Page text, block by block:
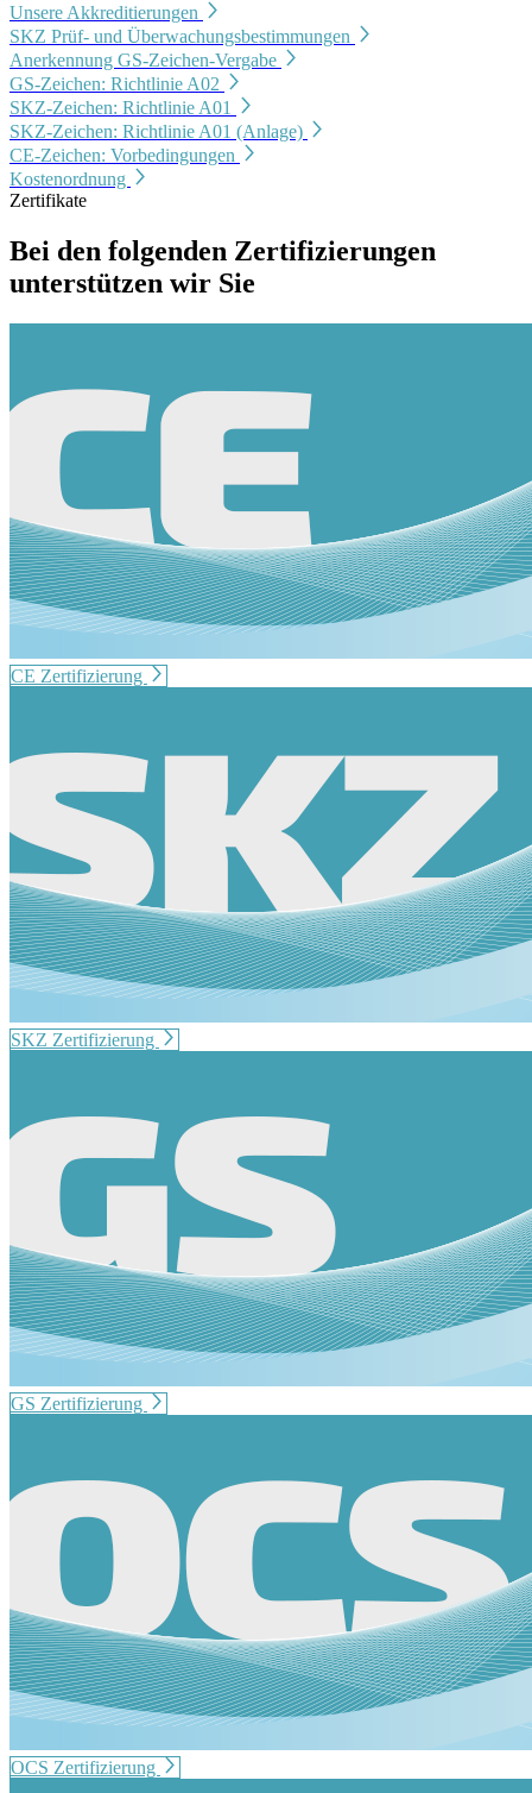
Unsere Akkreditierungen
SKZ Prüf- und Überwachungsbestimmungen
Anerkennung GS-Zeichen-Vergabe
GS-Zeichen: Richtlinie A02
SKZ-Zeichen: Richtlinie A01
SKZ-Zeichen: Richtlinie A01 (Anlage)
CE-Zeichen: Vorbedingungen
Kostenordnung
Zertifikate
Bei den folgenden Zertifizierungen
unterstützen wir Sie
CE Zertifizierung
SKZ Zertifizierung
GS Zertifizierung
OCS Zertifizierung